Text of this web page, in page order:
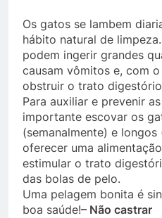
Os gatos se lambem
hábito natural de
podem ingerir grandes
causam vômitos e, com
obstruir o trato
Para auxiliar e prevenir
importante escovar os
(semanalmente) e
oferecer uma
estimular o trato
das bolas de pelo.
Uma pelagem bonita é
boa saúde!– Não castrar